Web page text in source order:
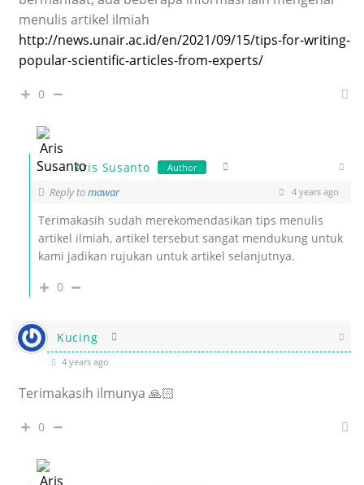
menulis artikel ilmiah
http://news.unair.ac.id/en/2021/09/15/tips-for-writing-
popular-scientific-articles-from-experts/
0
Aris Susanto Author
Reply tomawar 4 years ago
Terimakasih sudah merekomendasikan tips menulis
artikel ilmiah, artikel tersebut sangat mendukung untuk
kami jadikan rujukan untuk artikel selanjutnya.
0
Kucing
4 years ago
Terimakasih ilmunya 🙏🏻
0